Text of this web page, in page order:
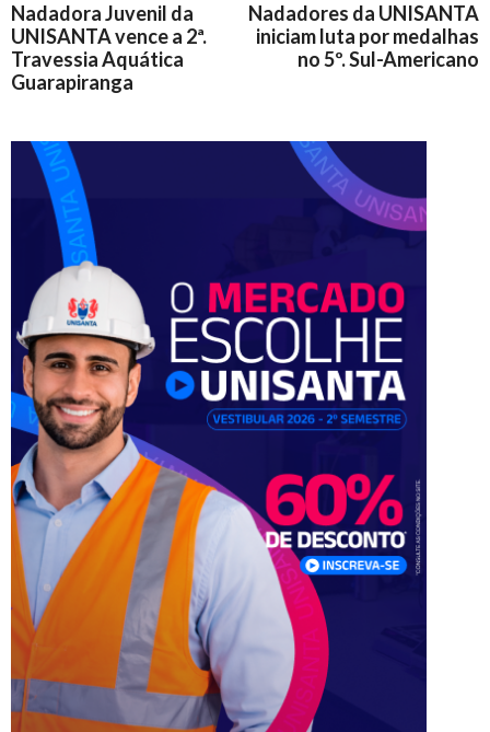
Nadadora Juvenil da
UNISANTA vence a 2ª.
Travessia Aquática
Guarapiranga
Nadadores da UNISANTA
iniciam luta por medalhas
no 5º. Sul-Americano